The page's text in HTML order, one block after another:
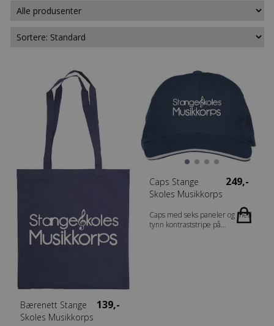
Bærenett Stange
Skoles Musikkorps
139,-
Caps Stange
Skoles Musikkorps
249,-
Caps med seks paneler og med
tynn kontraststripe på